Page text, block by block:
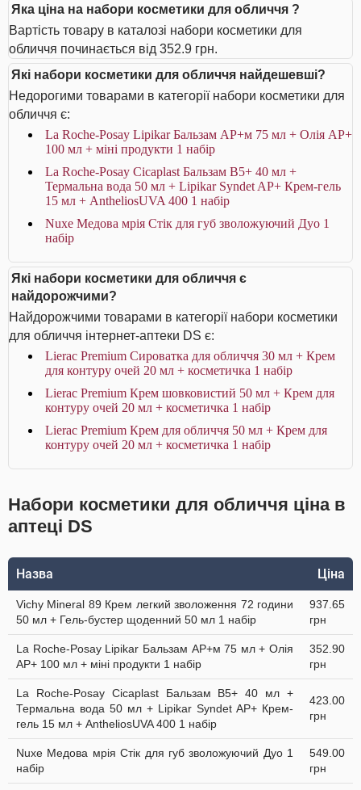
Яка ціна на набори косметики для обличчя ?
Вартість товару в каталозі набори косметики для
обличчя починається від 352.9 грн.
Які набори косметики для обличчя найдешевші?
Недорогими товарами в категорії набори косметики для
обличчя є:
La Roche-Posay Lipikar Бальзам AP+м 75 мл + Олія AP+
100 мл + міні продукти 1 набір
La Roche-Posay Cicaplast Бальзам B5+ 40 мл +
Термальна вода 50 мл + Lipikar Syndet AP+ Крем-гель
15 мл + AntheliosUVA 400 1 набір
Nuxe Медова мрія Стік для губ зволожуючий Дуо 1
набір
Які набори косметики для обличчя є
найдорожчими?
Найдорожчими товарами в категорії набори косметики
для обличчя інтернет-аптеки DS є:
Lierac Premium Сироватка для обличчя 30 мл + Крем
для контуру очей 20 мл + косметичка 1 набір
Lierac Premium Крем шовковистий 50 мл + Крем для
контуру очей 20 мл + косметичка 1 набір
Lierac Premium Крем для обличчя 50 мл + Крем для
контуру очей 20 мл + косметичка 1 набір
Набори косметики для обличчя ціна в
аптеці DS
Назва Ціна
Vichy Mineral 89 Крем легкий зволоження 72 години
50 мл + Гель-бустер щоденний 50 мл 1 набір
937.65
грн
La Roche-Posay Lipikar Бальзам AP+м 75 мл + Олія
AP+ 100 мл + міні продукти 1 набір
352.90
грн
La Roche-Posay Cicaplast Бальзам B5+ 40 мл +
Термальна вода 50 мл + Lipikar Syndet AP+ Крем-
гель 15 мл + AntheliosUVA 400 1 набір
423.00
грн
Nuxe Медова мрія Стік для губ зволожуючий Дуо 1
набір
549.00
грн